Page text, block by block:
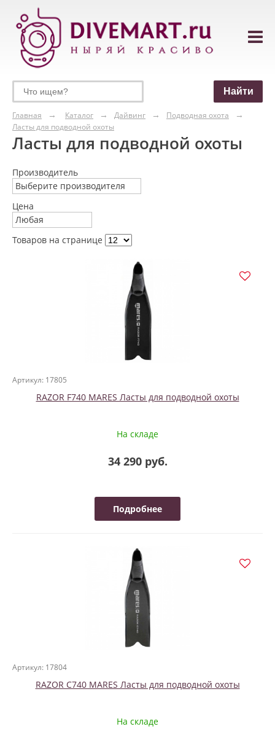
Главная Каталог Дайвинг
Подводная охота
Ласты для подводной охоты
Ласты для подводной охоты
Производитель
Выберите производителя
Цена
Любая
Товаров на странице
Артикул: 17805
RAZOR F740 MARES Ласты для подводной охоты
На складе
34 290 руб.
Подробнее
Артикул: 17804
RAZOR C740 MARES Ласты для подводной охоты
На складе